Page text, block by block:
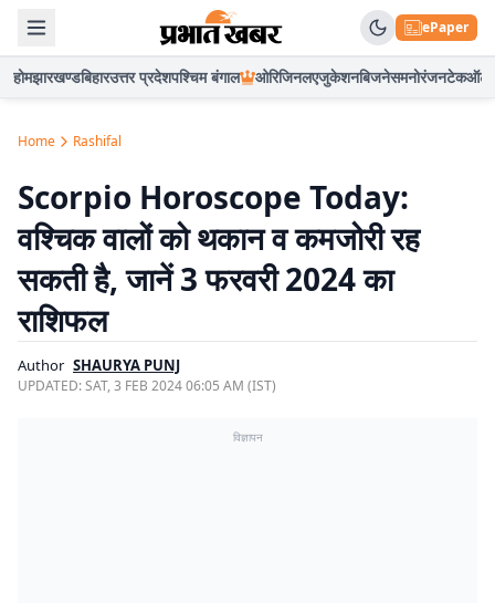
ePaper
होमझारखण्डबिहारउत्तर प्रदेशपश्चिम बंगाल ओरिजिनलएजुकेशनबिजनेसमनोरंजनटेकऑटो
Home Rashifal
Scorpio Horoscope Today:
वश्चिक वालों को थकान व कमजोरी रह
सकती है, जानें 3 फरवरी 2024 का
राशिफल
Author SHAURYA PUNJ
UPDATED:SAT, 3 FEB 2024 06:05 AM (IST)
विज्ञापन